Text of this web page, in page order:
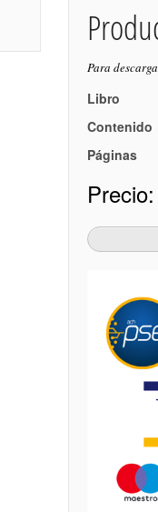
Para
Libro
Contenido
Páginas
Precio: